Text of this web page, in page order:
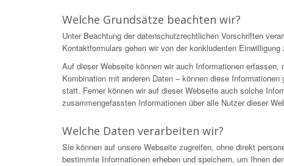
Welche Grundsätze beachten wir?
Unter Beachtung der datenschutzrechtlichen Vorschriften
Kontaktformulars gehen wir von der konkludenten
Auf dieser Webseite können wir auch Informationen
Kombination mit anderen Daten – können diese
statt. Ferner können wir auf dieser Webseite auch solche
zusammengefassten Informationen über alle Nutzer dieser
Welche Daten verarbeiten wir?
Sie können auf unsere Webseite zugreifen, ohne direkt
bestimmte Informationen erheben und speichern, um Ihnen